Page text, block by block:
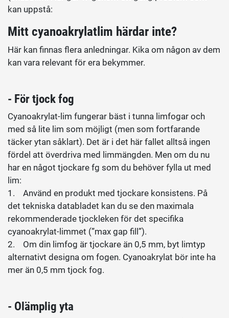
kan uppstå:
Mitt cyanoakrylatlim härdar inte?
Här kan finnas flera anledningar. Kika om någon av dem
kan vara relevant för era bekymmer.
- För tjock fog
Cyanoakrylat-lim fungerar bäst i tunna limfogar och
med så lite lim som möjligt (men som fortfarande
täcker ytan såklart). Det är i det här fallet alltså ingen
fördel att överdriva med limmängden. Men om du nu
har en något tjockare fg som du behöver fylla ut med
lim:
1. Använd en produkt med tjockare konsistens. På
det tekniska databladet kan du se den maximala
rekommenderade tjockleken för det specifika
cyanoakrylat-limmet (”max gap fill”).
2. Om din limfog är tjockare än 0,5 mm, byt limtyp
alternativt designa om fogen. Cyanoakrylat bör inte ha
mer än 0,5 mm tjock fog.
- Olämplig yta